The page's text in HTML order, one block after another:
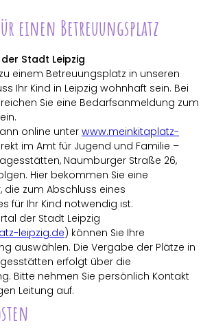
einen Betreuungsplatz
Stadt Leipzig
einem Betreuungsplatz in unseren
Ihr Kind in Leipzig wohnhaft sein. Bei
Sie eine Bedarfsanmeldung zum
online unterwww.meinkitaplatz-
im Amt für Jugend und Familie –
Naumburger Straße 26,
Hier bekommen Sie eine
die zum Abschluss eines
für Ihr Kind notwendig ist.
der Stadt Leipzig
leipzig.de) können Sie Ihre
auswählen. Die Vergabe der Plätze in
erfolgt über die
Bitte nehmen Sie persönlich Kontakt
Leitung auf.